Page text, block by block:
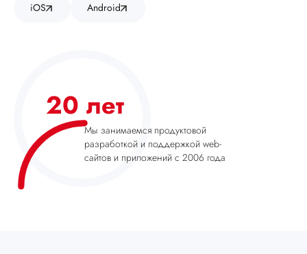
iOS Android
20 лет
Мы занимаемся продуктовой
разработкой и поддержкой web-
сайтов и приложений с 2006 года